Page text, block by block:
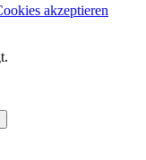
akzeptieren